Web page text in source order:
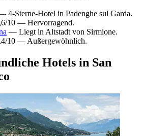
4-Sterne-Hotel in Padenghe sul Garda.
10 — Hervorragend.
— Liegt in Altstadt von Sirmione.
10 — Außergewöhnlich.
Hotels in San